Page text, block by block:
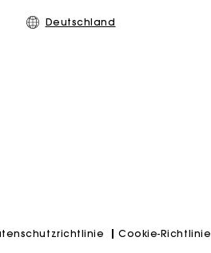
perfekte Geschenk zu machen
Deutschland
Cookie-Richtlinie